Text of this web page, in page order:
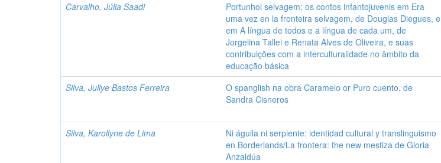
Carvalho, Júlia Saadi
Portunhol selvagem: os contos infantojuvenis em Era
uma vez en la fronteira selvagem, de Douglas Diegues, e
em A língua de todos e a língua de cada um, de
Jorgelina Tallei e Renata Alves de Oliveira, e suas
contribuições com a interculturalidade no âmbito da
educação básica
Silva, Jullye Bastos Ferreira
O spanglish na obra Caramelo or Puro cuento, de
Sandra Cisneros
Silva, Karollyne de Lima
Ni águila ni serpiente: identidad cultural y translinguismo
en Borderlands/La frontera: the new mestiza de Gloria
Anzaldúa